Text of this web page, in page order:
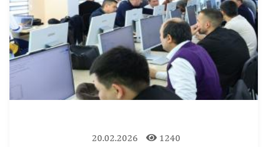
20.02.2026 1240